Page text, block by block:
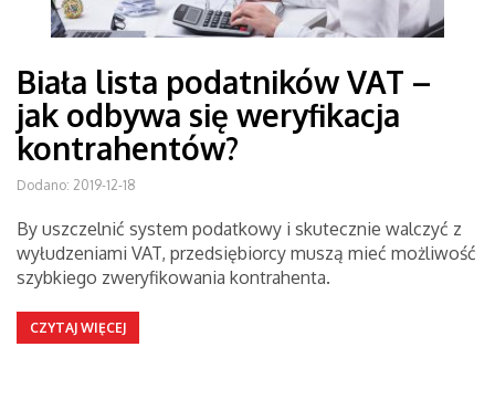
Biała lista podatników VAT –
jak odbywa się weryfikacja
kontrahentów?
Dodano: 2019-12-18
By uszczelnić system podatkowy i skutecznie walczyć z
wyłudzeniami VAT, przedsiębiorcy muszą mieć możliwość
szybkiego zweryfikowania kontrahenta.
CZYTAJ WIĘCEJ